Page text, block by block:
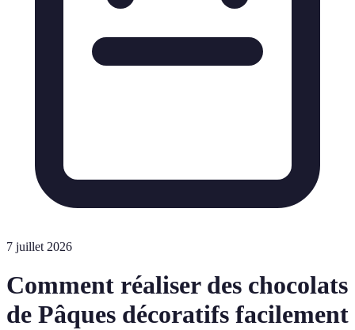
7 juillet 2026
Comment réaliser des chocolats
de Pâques décoratifs facilement